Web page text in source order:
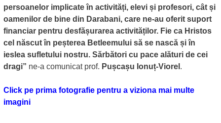
persoanelor implicate în activități, elevi și profesori, cât și
oamenilor de bine din Darabani, care ne-au oferit suport
financiar pentru desfășurarea activităților. Fie ca Hristos
cel născut în peșterea Betleemului să se nască și în
ieslea sufletului nostru. Sărbători cu pace alături de cei
dragi” ne-a comunicat prof. Pușcașu Ionuț-Viorel .
Click pe prima fotografie pentru a viziona mai multe
imagini